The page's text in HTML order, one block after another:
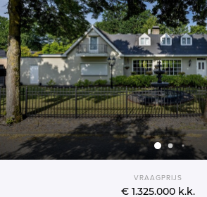
VRAAGPRIJS
€ 1.325.000k.k.